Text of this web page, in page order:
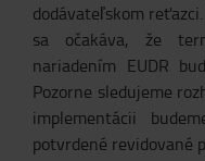
dodávateľskom
sa očakáva, že
nariadením EUDR
Pozorne sledujeme
implementácii
potvrdené revidované